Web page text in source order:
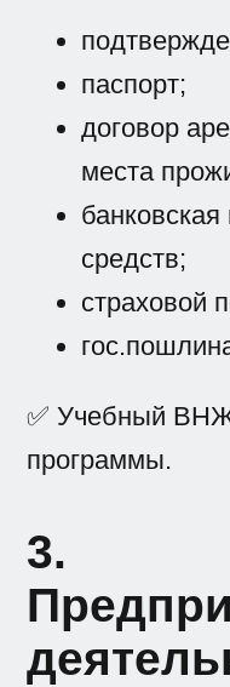
паспорт;
договор
места
средств;
страховой
✅ Учебный
программы.
3.